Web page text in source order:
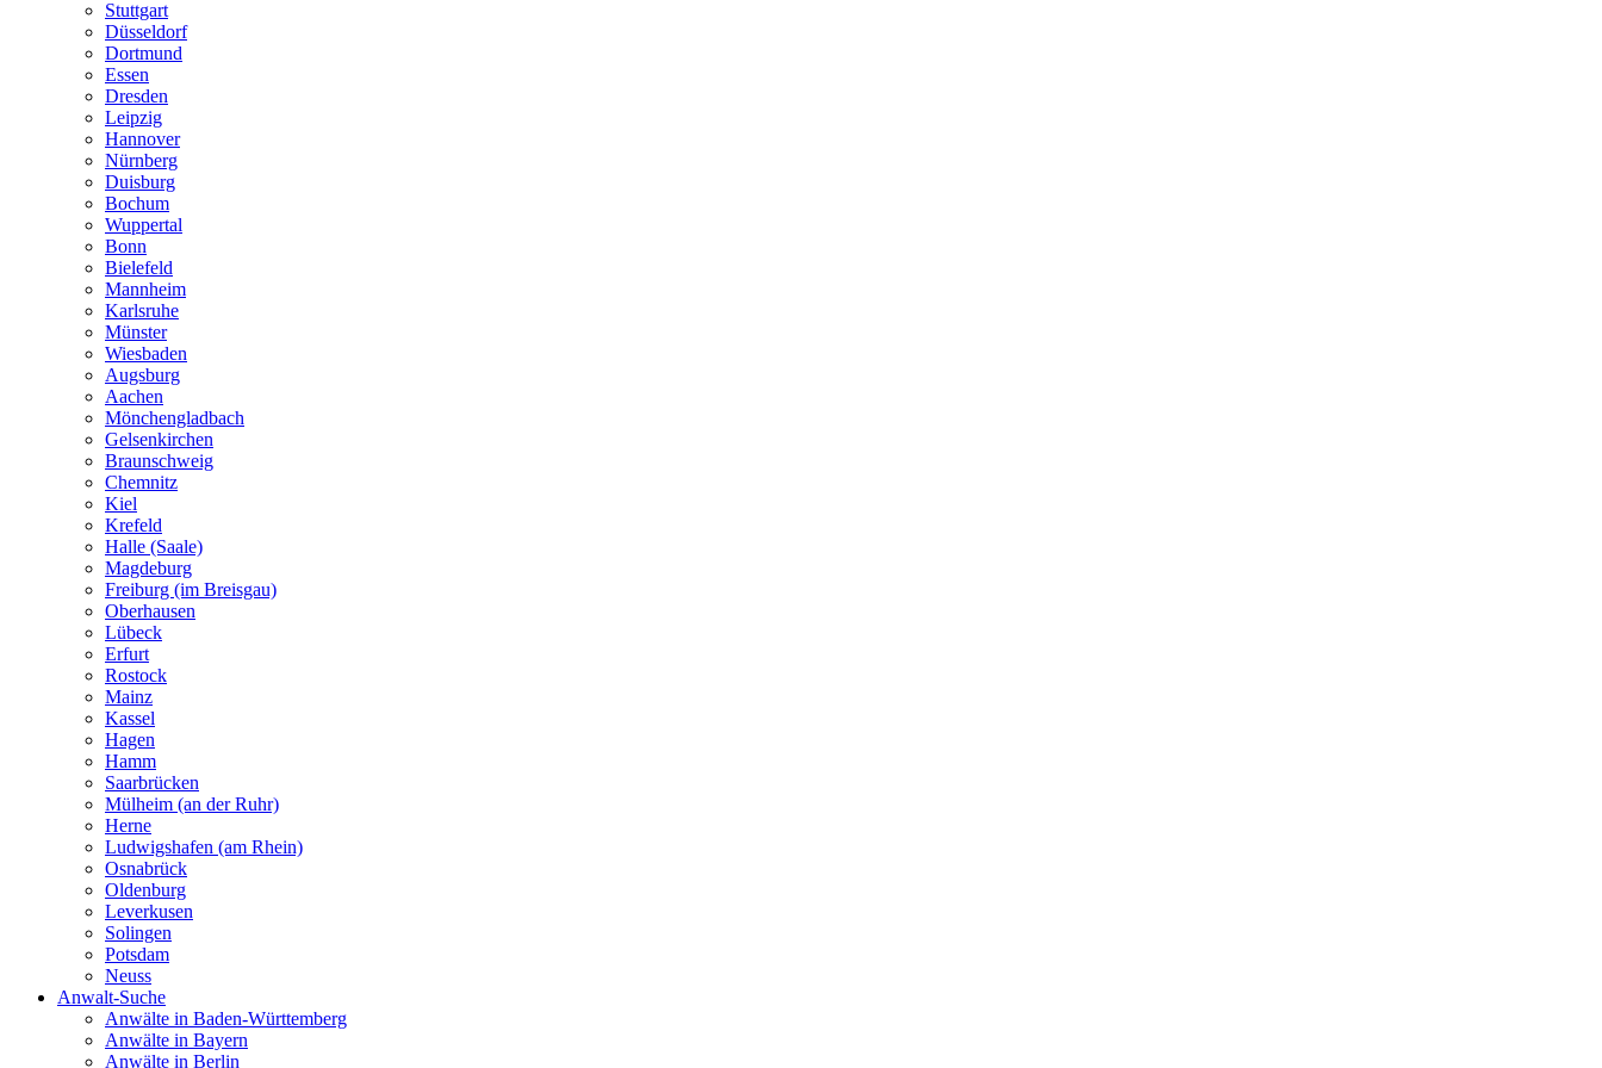
Stuttgart
Düsseldorf
Dortmund
Essen
Dresden
Leipzig
Hannover
Nürnberg
Duisburg
Bochum
Wuppertal
Bonn
Bielefeld
Mannheim
Karlsruhe
Münster
Wiesbaden
Augsburg
Aachen
Mönchengladbach
Gelsenkirchen
Braunschweig
Chemnitz
Kiel
Krefeld
Halle (Saale)
Magdeburg
Freiburg (im Breisgau)
Oberhausen
Lübeck
Erfurt
Rostock
Mainz
Kassel
Hagen
Hamm
Saarbrücken
Mülheim (an der Ruhr)
Herne
Ludwigshafen (am Rhein)
Osnabrück
Oldenburg
Leverkusen
Solingen
Potsdam
Neuss
Anwalt-Suche
Anwälte in Baden-Württemberg
Anwälte in Bayern
Anwälte in Berlin